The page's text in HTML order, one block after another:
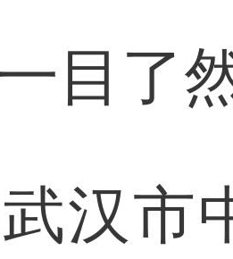
目了
市中